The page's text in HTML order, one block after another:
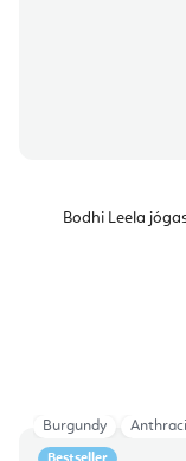
Bodhi Leela
Burgundy